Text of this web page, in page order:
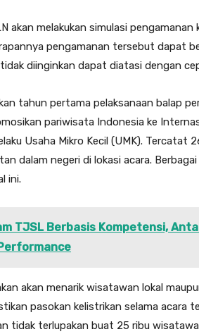
akan melakukan simulasi
pengamanan tersebut dapat
diinginkan dapat diatasi dengan
tahun pertama pelaksanaan balap
pariwisata Indonesia ke
Usaha Mikro Kecil (UMK). Tercatat
dalam negeri di lokasi acara.
ini.
TJSL Berbasis Kompetensi,
akan menarik wisatawan lokal
pasokan kelistrikan selama acara
tidak terlupakan buat 25 ribu